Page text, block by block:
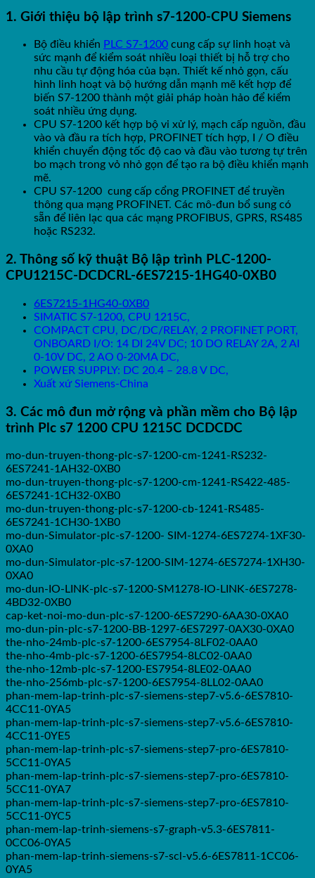
1. Giới thiệu bộ lập trình s7-1200-CPU Siemens
Bộ điều khiển PLC S7-1200 cung cấp sự linh hoạt và
sức mạnh để kiểm soát nhiều loại thiết bị hỗ trợ cho
nhu cầu tự động hóa của bạn. Thiết kế nhỏ gọn, cấu
hình linh hoạt và bộ hướng dẫn mạnh mẽ kết hợp để
biến S7-1200 thành một giải pháp hoàn hảo để kiểm
soát nhiều ứng dụng.
CPU S7-1200 kết hợp bộ vi xử lý, mạch cấp nguồn, đầu
vào và đầu ra tích hợp, PROFINET tích hợp, I / O điều
khiển chuyển động tốc độ cao và đầu vào tương tự trên
bo mạch trong vỏ nhỏ gọn để tạo ra bộ điều khiển mạnh
mẽ.
CPU S7-1200 cung cấp cổng PROFINET để truyền
thông qua mạng PROFINET. Các mô-đun bổ sung có
sẵn để liên lạc qua các mạng PROFIBUS, GPRS, RS485
hoặc RS232.
2. Thông số kỹ thuật Bộ lập trình PLC-1200-
CPU1215C-DCDCRL-6ES7215-1HG40-0XB0
6ES7215-1HG40-0XB0
SIMATIC S7-1200, CPU 1215C,
COMPACT CPU, DC/DC/RELAY, 2 PROFINET PORT,
ONBOARD I/O: 14 DI 24V DC; 10 DO RELAY 2A, 2 AI
0-10V DC, 2 AO 0-20MA DC,
POWER SUPPLY: DC 20.4 – 28.8 V DC,
Xuất xứ Siemens-China
3. Các mô đun mở rộng và phần mềm cho Bộ lập
trình Plc s7 1200 CPU 1215C DCDCDC
mo-dun-truyen-thong-plc-s7-1200-cm-1241-RS232-
6ES7241-1AH32-0XB0
mo-dun-truyen-thong-plc-s7-1200-cm-1241-RS422-485-
6ES7241-1CH32-0XB0
mo-dun-truyen-thong-plc-s7-1200-cb-1241-RS485-
6ES7241-1CH30-1XB0
mo-dun-Simulator-plc-s7-1200- SIM-1274-6ES7274-1XF30-
0XA0
mo-dun-Simulator-plc-s7-1200-SIM-1274-6ES7274-1XH30-
0XA0
mo-dun-IO-LINK-plc-s7-1200-SM1278-IO-LINK-6ES7278-
4BD32-0XB0
cap-ket-noi-mo-dun-plc-s7-1200-6ES7290-6AA30-0XA0
mo-dun-pin-plc-s7-1200-BB-1297-6ES7297-0AX30-0XA0
the-nho-24mb-plc-s7-1200-6ES7954-8LF02-0AA0
the-nho-4mb-plc-s7-1200-6ES7954-8LC02-0AA0
the-nho-12mb-plc-s7-1200-ES7954-8LE02-0AA0
the-nho-256mb-plc-s7-1200-6ES7954-8LL02-0AA0
phan-mem-lap-trinh-plc-s7-siemens-step7-v5.6-6ES7810-
4CC11-0YA5
phan-mem-lap-trinh-plc-s7-siemens-step7-v5.6-6ES7810-
4CC11-0YE5
phan-mem-lap-trinh-plc-s7-siemens-step7-pro-6ES7810-
5CC11-0YA5
phan-mem-lap-trinh-plc-s7-siemens-step7-pro-6ES7810-
5CC11-0YA7
phan-mem-lap-trinh-plc-s7-siemens-step7-pro-6ES7810-
5CC11-0YC5
phan-mem-lap-trinh-siemens-s7-graph-v5.3-6ES7811-
0CC06-0YA5
phan-mem-lap-trinh-siemens-s7-scl-v5.6-6ES7811-1CC06-
0YA5